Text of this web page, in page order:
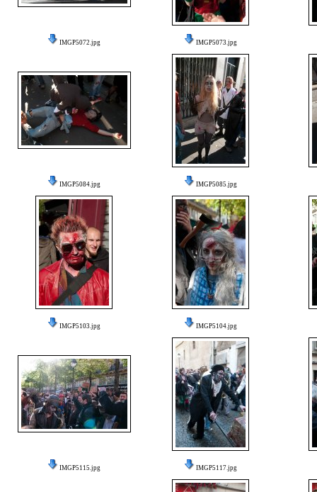
IMGP5072.jpg IMGP5073.jpg
IMGP5084.jpg IMGP5085.jpg
IMGP5103.jpg IMGP5104.jpg
IMGP5115.jpg IMGP5117.jpg